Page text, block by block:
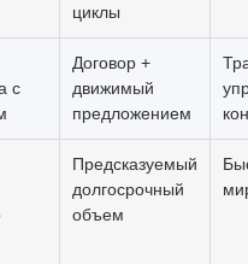
циклы
с
Договор +
движимый
предложением
Предсказуемый
долгосрочный
объем